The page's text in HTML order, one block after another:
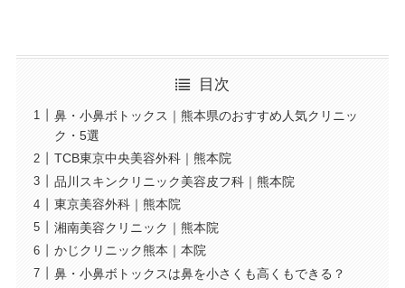
目次
鼻・小鼻ボトックス｜熊本県のおすすめ人気クリニッ
ク・5選
TCB東京中央美容外科｜熊本院
品川スキンクリニック美容皮フ科｜熊本院
東京美容外科｜熊本院
湘南美容クリニック｜熊本院
かじクリニック熊本｜本院
鼻・小鼻ボトックスは鼻を小さくも高くもできる？